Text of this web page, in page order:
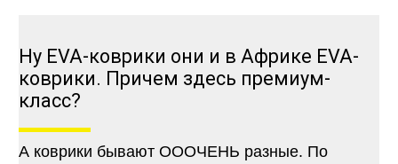
Ну EVA-коврики они и в Африке EVA-
коврики. Причем здесь премиум-
класс?
А коврики бывают ОООЧЕНЬ разные. По